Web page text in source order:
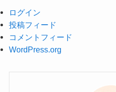
ログイン
投稿フィード
コメントフィード
WordPress.org